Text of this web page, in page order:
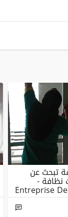
تبحث عن
نظافة -
Entreprise